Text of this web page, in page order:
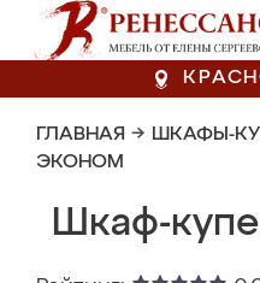
ГЛАВНАЯ → ШКАФЫ-
ЭКОНОМ
Шкаф-